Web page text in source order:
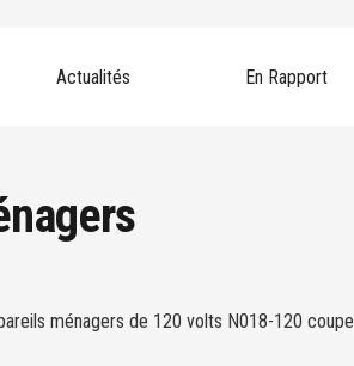
Actualités En Rapport
ménagers de 120 volts N018-120 coupe